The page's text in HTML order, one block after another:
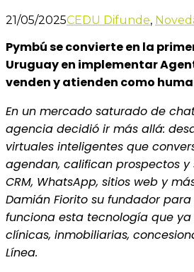
21/05/2025CEDU Difunde,
Pymbú se convierte en la
Uruguay en implementar
venden y atienden como
En un mercado saturado de
agencia decidió ir más allá:
virtuales inteligentes que
agendan, califican prospectos
CRM, WhatsApp, sitios web y
Damián Fiorito su fundador
funciona esta tecnología que
clínicas, inmobiliarias,
Línea.